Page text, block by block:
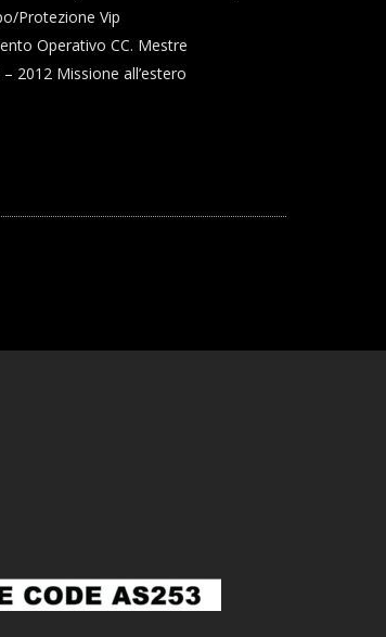
Protezione Vip
Operativo CC. Mestre
2012 Missione all’estero